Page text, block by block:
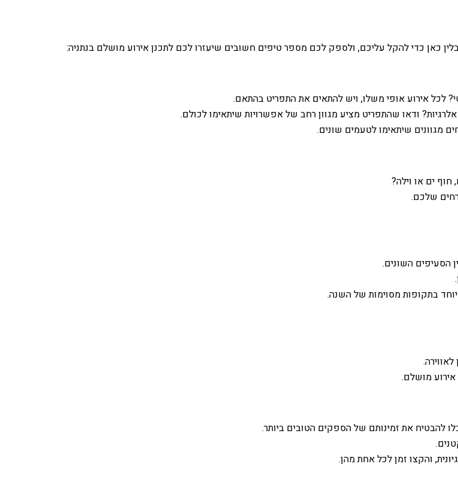
כאן כדי להקל עליכם, ולספק לכם מספר טיפים חשובים שיעזרו לכם לתכנן אירוע מושלם בנתניה:
לכל אירוע אופי משלו, ויש להתאים את התפריט בהתאם.
ודאו שהתפריט מציע מגוון רחב של אפשרויות שיתאימו לכולם.
מגוונים שיתאימו לטעמים שונים.
ים או וילה?
שלכם.
הסעיפים השונים.
בתקופות מסוימות של השנה.
מושלם.
להבטיח את זמינותם של הספקים הטובים ביותר.
והקצו זמן לכל אחת מהן.